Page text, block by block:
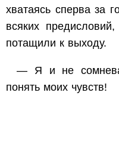
хватаясь сперва за
всяких
потащили к выходу.
— Я и не
понять моих чувств!